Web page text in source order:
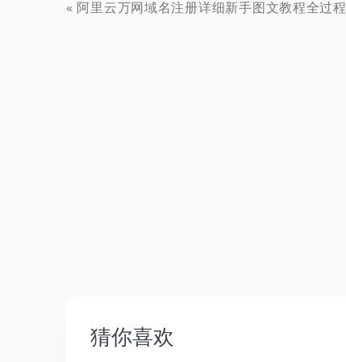
阿里云万网域名注册详细新手图文教程全过程
猜你喜欢